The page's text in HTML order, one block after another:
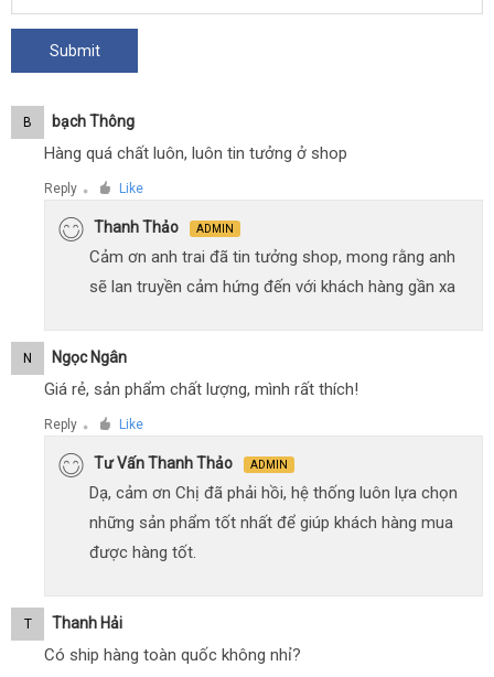
B Bạch Thông
Hàng quá chất luôn, luôn tin tưởng ở shop
Reply ● Like
Thanh Thảo ADMIN
Cảm ơn anh trai đã tin tưởng shop, mong rằng anh
sẽ lan truyền cảm hứng đến với khách hàng gần xa
N Ngọc Ngân
Giá rẻ, sản phẩm chất lượng, mình rất thích!
Reply ● Like
Tư Vấn Thanh Thảo ADMIN
Dạ, cảm ơn Chị đã phải hồi, hệ thống luôn lựa chọn
những sản phẩm tốt nhất để giúp khách hàng mua
được hàng tốt.
T Thanh Hải
Có ship hàng toàn quốc không nhỉ?